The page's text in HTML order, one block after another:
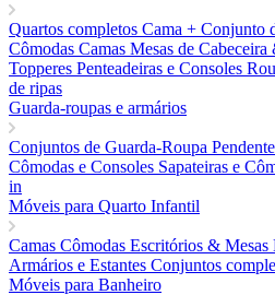
Quartos completos Cama + Conjunto
Cômodas Camas Mesas de Cabeceira
Topperes Penteadeiras e Consoles
de ripas
Guarda-roupas e armários
Conjuntos de Guarda-Roupa
Cômodas e Consoles Sapateiras e
in
Móveis para Quarto Infantil
Camas Cômodas Escritórios & Mesas
Armários e Estantes Conjuntos
Móveis para Banheiro